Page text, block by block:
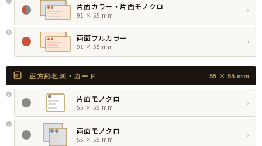
片面カラー・片面モノクロ
91 × 55 mm
›
両面フルカラー
91 × 55 mm
›
正方形名刺・カード 55 × 55 mm
片面モノクロ
55 × 55 mm
›
両面モノクロ
55 × 55 mm
›